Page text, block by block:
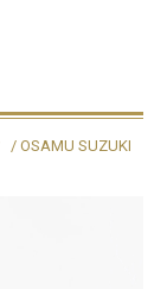
/ OSAMU SUZUKI